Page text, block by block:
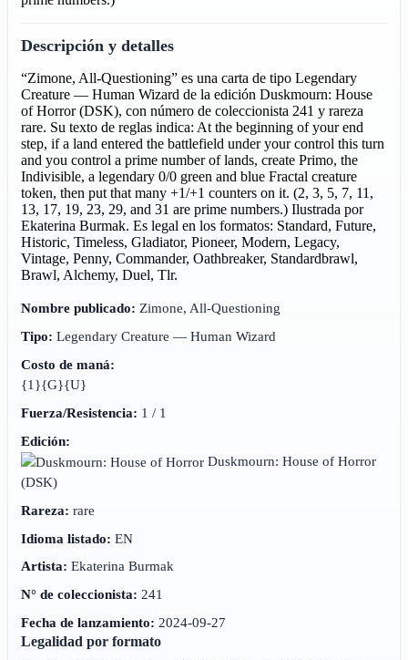
Descripción y detalles
“Zimone, All-Questioning” es una carta de tipo Legendary
Creature — Human Wizard de la edición Duskmourn: House
of Horror (DSK), con número de coleccionista 241 y rareza
rare. Su texto de reglas indica: At the beginning of your end
step, if a land entered the battlefield under your control this turn
and you control a prime number of lands, create Primo, the
Indivisible, a legendary 0/0 green and blue Fractal creature
token, then put that many +1/+1 counters on it. (2, 3, 5, 7, 11,
13, 17, 19, 23, 29, and 31 are prime numbers.) Ilustrada por
Ekaterina Burmak. Es legal en los formatos: Standard, Future,
Historic, Timeless, Gladiator, Pioneer, Modern, Legacy,
Vintage, Penny, Commander, Oathbreaker, Standardbrawl,
Brawl, Alchemy, Duel, Tlr.
Nombre publicado: Zimone, All-Questioning
Tipo: Legendary Creature — Human Wizard
Costo de maná:
{1}{G}{U}
Fuerza/Resistencia: 1 / 1
Edición:
Duskmourn: House of Horror
(DSK)
Rareza: rare
Idioma listado: EN
Artista: Ekaterina Burmak
N° de coleccionista: 241
Fecha de lanzamiento: 2024-09-27
Legalidad por formato